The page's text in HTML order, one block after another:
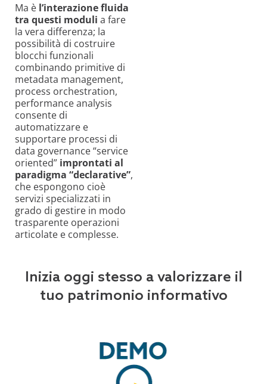
Ma è l’interazione fluida
tra questi moduli a fare
la vera differenza; la
possibilità di costruire
blocchi funzionali
combinando primitive di
metadata management,
process orchestration,
performance analysis
consente di
automatizzare e
supportare processi di
data governance “service
oriented” improntati al
paradigma “declarative”,
che espongono cioè
servizi specializzati in
grado di gestire in modo
trasparente operazioni
articolate e complesse.
Inizia oggi stesso a valorizzare il
tuo patrimonio informativo